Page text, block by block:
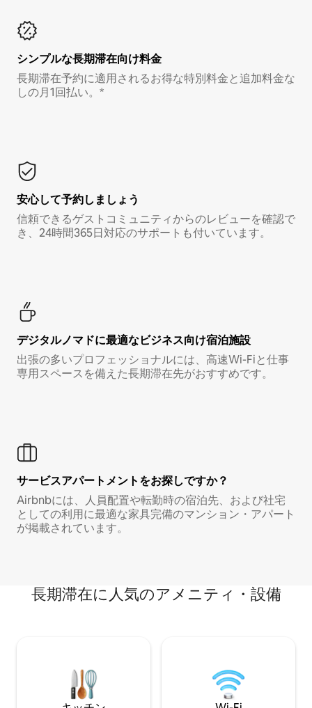
シンプルな長期滞在向け料金
長期滞在予約に適用されるお得な特別料金と追加料金な
しの月1回払い。*
安心して予約しましょう
信頼できるゲストコミュニティからのレビューを確認で
き、24時間365日対応のサポートも付いています。
デジタルノマド⁠に最⁠適⁠なビ⁠ジ⁠ネ⁠ス⁠向⁠け宿⁠泊⁠施⁠設
出張の多いプロフェッショナルには、高速Wi-Fiと仕事
専用スペースを備えた長期滞在先がおすすめです。
サービスアパートメントをお探しですか？
Airbnbには、人員配置や転勤時の宿泊先、および社宅
としての利用に最適な家具完備のマンション・アパート
が掲載されています。
長期滞在に人気のアメニティ・設備